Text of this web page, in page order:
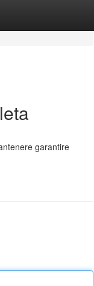
garantire